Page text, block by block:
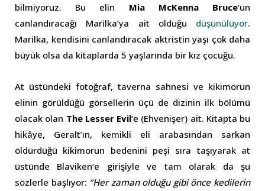
bilmiyoruz. Bu elin Mia McKenna Bruce‘un
canlandıracağı Marilka’ya ait olduğu düşünülüyor.
Marilka, kendisini canlandıracak aktristin yaşı çok daha
büyük olsa da kitaplarda 5 yaşlarında bir kız çocuğu.
At üstündeki fotoğraf, taverna sahnesi ve kikimorun
elinin görüldüğü görsellerin üçü de dizinin ilk bölümü
olacak olan The Lesser Evil‘e (Ehvenişer) ait. Kitapta bu
hikâye, Geralt’ın, kemikli eli arabasından sarkan
öldürdüğü kikimorun bedenini peşi sıra taşıyarak at
üstünde Blaviken’e girişiyle ve tam olarak da şu
sözlerle başlıyor: “Her zaman olduğu gibi önce kedilerin